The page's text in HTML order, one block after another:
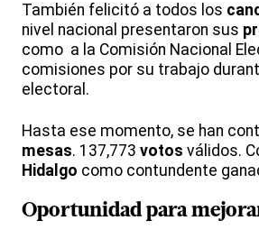
También felicitó a todos los
nivel nacional presentaron sus
como a la Comisión Nacional
comisiones por su trabajo
electoral.
Hasta ese momento, se han
mesas. 137,773 votos válidos.
Hidalgo como contundente
Oportunidad para